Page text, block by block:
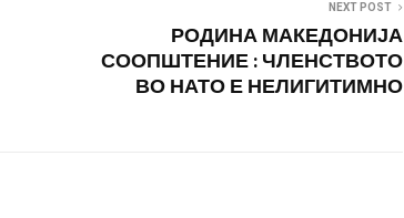
NEXT POST
РОДИНА МАКЕДОНИЈА
СООПШТЕНИЕ : ЧЛЕНСТВОТО
ВО НАТО Е НЕЛИГИТИМНО